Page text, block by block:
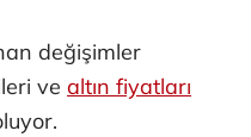
değişimler
ve altın fiyatları